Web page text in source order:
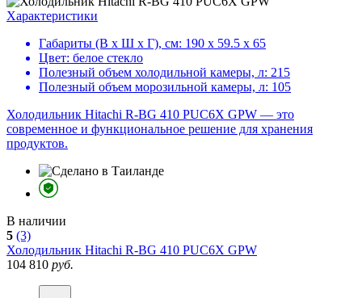
Характеристики
Габариты (В х Ш х Г), см: 190 х 59.5 х 65
Цвет: белое стекло
Полезный объем холодильной камеры, л: 215
Полезный объем морозильной камеры, л: 105
Холодильник Hitachi R-BG 410 PUC6X GPW — это
современное и функциональное решение для хранения
продуктов.
В наличии
5 (3)
Холодильник Hitachi R-BG 410 PUC6X GPW
104 810 руб.